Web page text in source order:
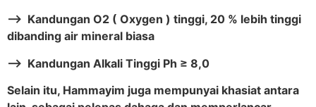
–> Kandungan O2 ( Oxygen ) tinggi, 20 % lebih tinggi
dibanding air mineral biasa
–> Kandungan Alkali Tinggi Ph ≥ 8,0
Selain itu, Hammayim juga mempunyai khasiat antara